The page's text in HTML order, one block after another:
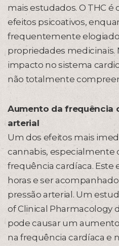
mais estudados. O THC
efeitos psicoativos,
frequentemente elogiado
propriedades medicinais.
impacto no sistema
não totalmente
Aumento da frequência
arterial
Um dos efeitos mais
cannabis, especialmente
frequência cardíaca. Este
horas e ser
pressão arterial. Um
of Clinical Pharmacology
pode causar um
na frequência cardíaca e